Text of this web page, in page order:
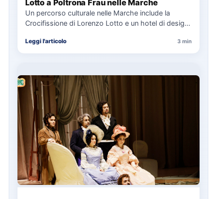
Lotto a Poltrona Frau nelle Marche
Un percorso culturale nelle Marche include la
Crocifissione di Lorenzo Lotto e un hotel di design,
Leggi l'articolo 3 min